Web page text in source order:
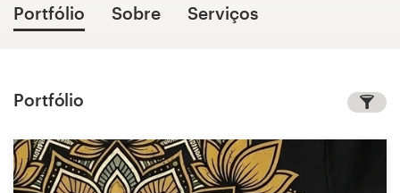
Portfólio Sobre Serviços
Portfólio
design
Concursos de designs
Projetos 1-para-1